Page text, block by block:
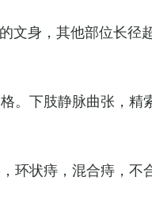
文身，其他部位长径
。下肢静脉曲张，精
环状痔，混合痔，不